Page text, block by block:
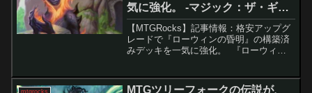
気に強化。 -マジック：ザ・ギャ
ザリング
【MTGRocks】記事情報：格安アップグ
レードで『ローウィンの昏明』の構築済
みデッキを一気に強化。 『ローウィン
いる。強力な再録と明快なシナジーを備
MTGツリーフォークの伝説が、